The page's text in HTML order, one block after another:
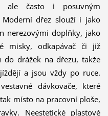
ale často i posuvným
dřez slouží i jako
nerezovými doplňky, jako
misky, odkapávač či již
do drážek na dřezu, takže
a jsou vždy po ruce.
dávkovače, které
místo na pracovní ploše,
Neestetické plastové